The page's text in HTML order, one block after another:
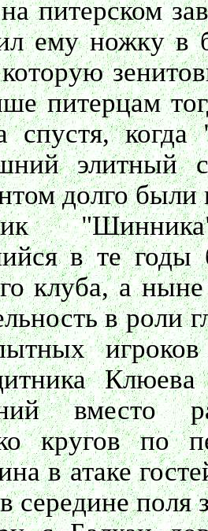
питерском
ему ножку в
питерцам
спустя,
элитный
долго
в те
клуба, а
в роли
вместо
кругов по
в атаке
середине поля